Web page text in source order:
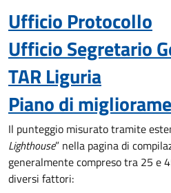
Ufficio Protocollo
Ufficio Segretario
TAR Liguria
Piano di
Il punteggio misurato tramite
Lighthouse” nella pagina di
generalmente compreso tra 25 e
diversi fattori: